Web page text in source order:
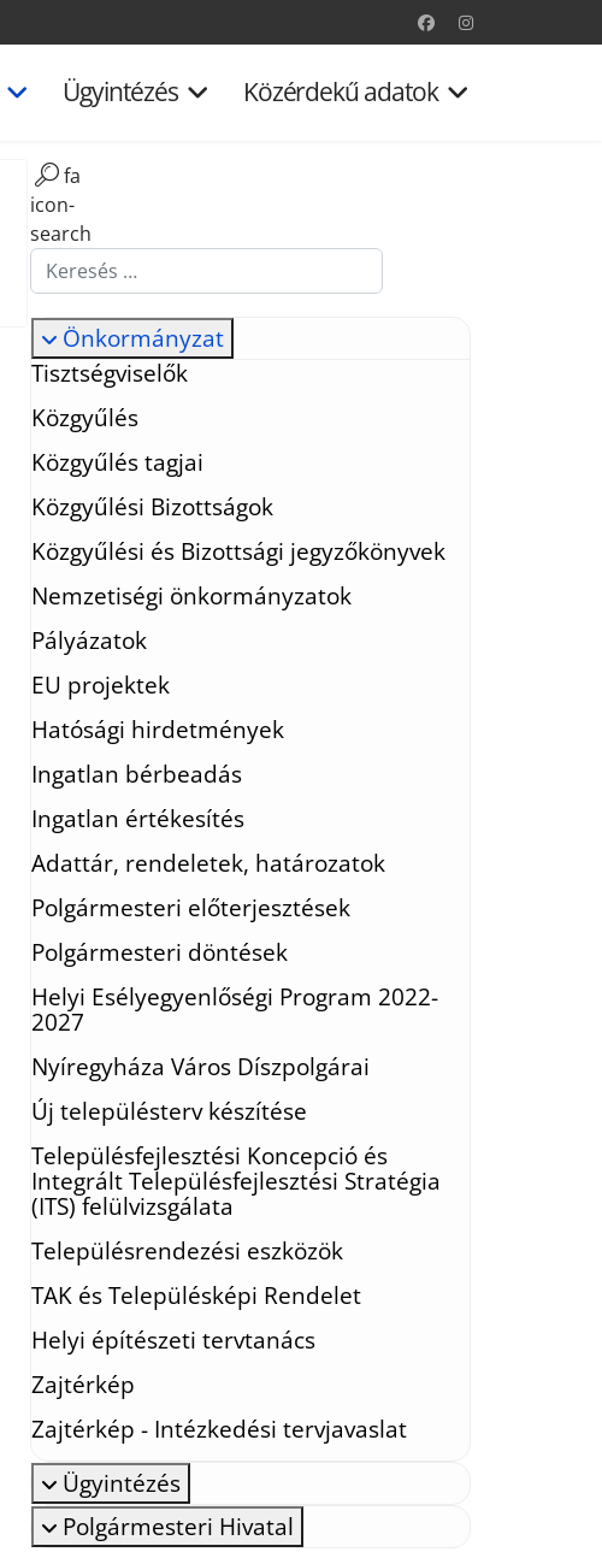
Ügyintézés Közérdekű adatok
fa
icon-
search
Keresés...
Önkormányzat
Tisztségviselők
Közgyűlés
Közgyűlés tagjai
Közgyűlési Bizottságok
Közgyűlési és Bizottsági jegyzőkönyvek
Nemzetiségi önkormányzatok
Pályázatok
EU projektek
Hatósági hirdetmények
Ingatlan bérbeadás
Ingatlan értékesítés
Adattár, rendeletek, határozatok
Polgármesteri előterjesztések
Polgármesteri döntések
Helyi Esélyegyenlőségi Program 2022-
2027
Nyíregyháza Város Díszpolgárai
Új településterv készítése
Településfejlesztési Koncepció és
Integrált Településfejlesztési Stratégia
(ITS) felülvizsgálata
Településrendezési eszközök
TAK és Településképi Rendelet
Helyi építészeti tervtanács
Zajtérkép
Zajtérkép - Intézkedési tervjavaslat
Ügyintézés
Polgármesteri Hivatal